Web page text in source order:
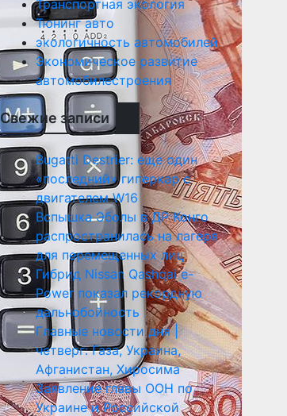
Транспортная экология
Тюнинг авто
экологичность автомобилей
Экономическое развитие
автомобилестроения
Свежие записи
Bugatti Destrier: еще один
«последний» гиперкар с
двигателем W16
Вспышка Эболы в ДР Конго
распространилась на лагеря
для перемещенных лиц
Гибрид Nissan Qashqai e-
Power показал рекордную
дальнобойность
Главные новости дня |
четверг: Газа, Украина,
Афганистан, Хиросима
Заявление главы ООН по
Украине и Российской